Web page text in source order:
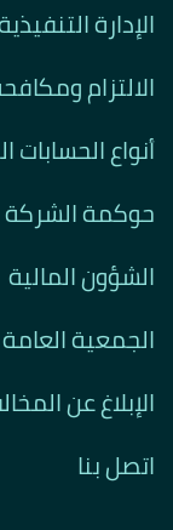
الإدارة
الالتزام
أنواع الحسابات
حوكمة الشركة
الشؤون المالية
الجمعية العامة
الإبلاغ عن
اتصل بنا